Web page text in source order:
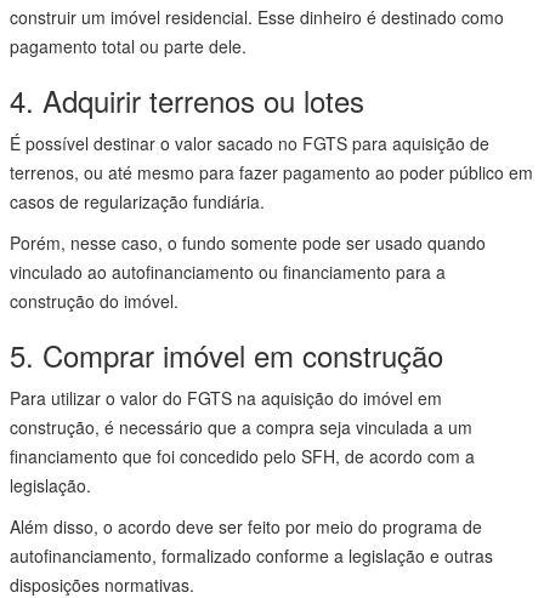
construir um imóvel residencial. Esse dinheiro é destinado como
pagamento total ou parte dele.
4. Adquirir terrenos ou lotes
É possível destinar o valor sacado no FGTS para aquisição de
terrenos, ou até mesmo para fazer pagamento ao poder público em
casos de regularização fundiária.
Porém, nesse caso, o fundo somente pode ser usado quando
vinculado ao autofinanciamento ou financiamento para a
construção do imóvel.
5. Comprar imóvel em construção
Para utilizar o valor do FGTS na aquisição do imóvel em
construção, é necessário que a compra seja vinculada a um
financiamento que foi concedido pelo SFH, de acordo com a
legislação.
Além disso, o acordo deve ser feito por meio do programa de
autofinanciamento, formalizado conforme a legislação e outras
disposições normativas.